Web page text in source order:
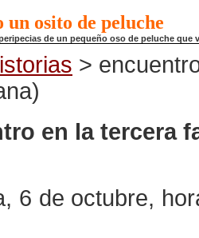
osito de peluche
de un pequeño oso de peluche
>
en la tercera
6 de octubre,